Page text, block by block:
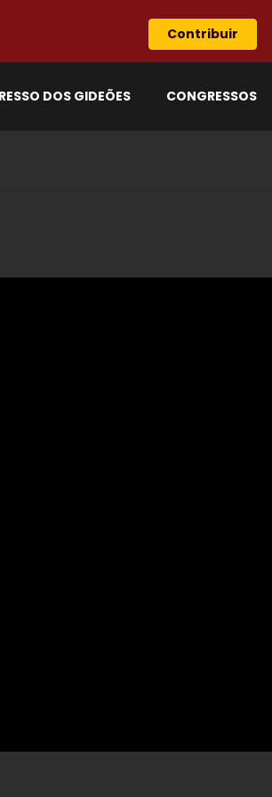
Contribuir
DOS GIDEÕES CONGRESSOS